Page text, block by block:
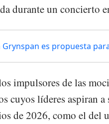
durante un concierto
Grynspan es propuesta
impulsores de las
cuyos líderes aspiran
de 2026, como el del